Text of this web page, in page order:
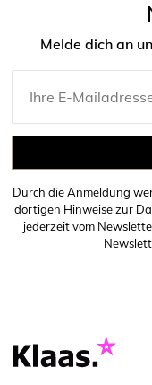
Melde dich an
Durch die Anmeldung
dortigen Hinweise zur
jederzeit vom